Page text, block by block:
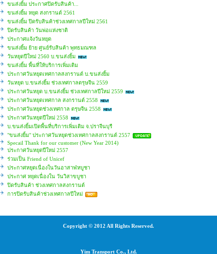
ขนส่งยิ้ม ประกาศปิดรับสินค้า...
ขนส่งยิ้ม หยุด สงกรานต์ 2561
ขนส่งยิ้ม ปิดรับสินค้าช่วงเทศกาลปีใหม่ 2561
ปิดรับสินค้า วันพ่อแห่งชาติ
ประกาศแจ้งวันหยุด
ขนส่งยิ้ม ย้าย ศูนย์รับสินค้า พุทธมณฑล
วันหยุดปีใหม่ 2560 บ.ขนส่งยิ้ม
ขนส่งยิ้ม พื้นที่ให้บริการเพิ่มเติม
ประกาศวันหยุดเทศกาลสงกรานต์ บ.ขนส่งยิ้ม
วันหยุด บ.ขนส่งยิ้ม ช่วงเทศกาลตรุษจีน 2559
ประกาศวันหยุด บ.ขนส่งยิ้ม ช่วงเทศกาลปีใหม่ 2559
ประกาศวันหยุดเทศกาล สงกรานต์ 2558
ประกาศวันหยุดช่วงเทศกาล ตรุษจีน 2558
ประกาศวันหยุดปีใหม่ 2558
บ.ขนส่งยิ้มเปิดพื้นที่บริการเพิ่มเติม จ.ปราจีนบุรี
"ขนส่งยิ้ม" ประกาศวันหยุดช่วงเทศกาลสงกรานต์ 2557
Specail Thank for our customer (New Year 2014)
ประกาศวันหยุดปีใหม่ 2557
ร่วมเป็น Friend of Unicef
ประกาศหยุดเนื่องในวันอาสาฬหบูชา
ประกาศ หยุดเนื่องใน วันวิสาขบูชา
ปิดรับสินค้า ช่วงเทศกาลสงกรานต์
การปิดรับสินค้าช่วงเทศกาลปีใหม่
Copyright © 2012 All Rights Reserved.
Yim Transport Co., Ltd.